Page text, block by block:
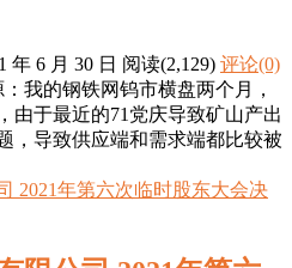
年 6 月 30 日 阅读(2,129) 评论(0)
我的钢铁网钨市横盘两个月，
由于最近的71党庆导致矿山产出
，导致供应端和需求端都比较被